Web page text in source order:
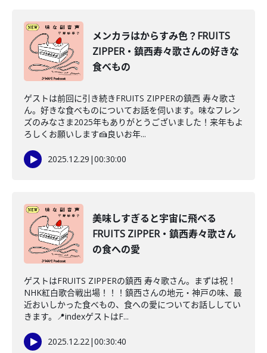
メンカラはからすみ色？FRUITS
ZIPPER・鎮西寿々歌さんの好きな
食べもの
ゲストは前回に引き続きFRUITS ZIPPERの鎮西 寿々歌さ
ん。好きな食べものについてお話を伺います。味なフレン
ズのみなさま2025年もありがとうございました！来年もよ
ろしくお願いします🍰良いお年...
2025.12.29 |00:30:00
美味しすぎると宇宙に飛べる
FRUITS ZIPPER・鎮西寿々歌さん
の食への愛
ゲストはFRUITS ZIPPERの鎮西 寿々歌さん。まずは祝！
NHK紅白歌合戦出場！！！鎮西さんの地元・神戸の味、最
近おいしかった食べもの、食への愛についてお話ししてい
きます。📍indexゲストはF...
2025.12.22|00:30:40